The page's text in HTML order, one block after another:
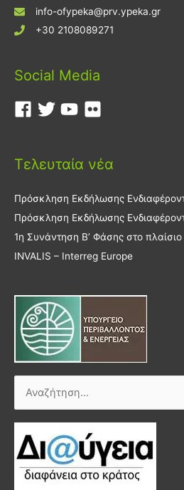
info-ofypeka@prv.ypeka.gr
+30 2108089271
Social Media
Τελευταία νέα
Πρόσκληση Εκδήλωσης
Πρόσκληση Εκδήλωσης
1η Συνάντηση Β’ Φάσης στο
INVALIS – Interreg Europe
Αναζήτηση